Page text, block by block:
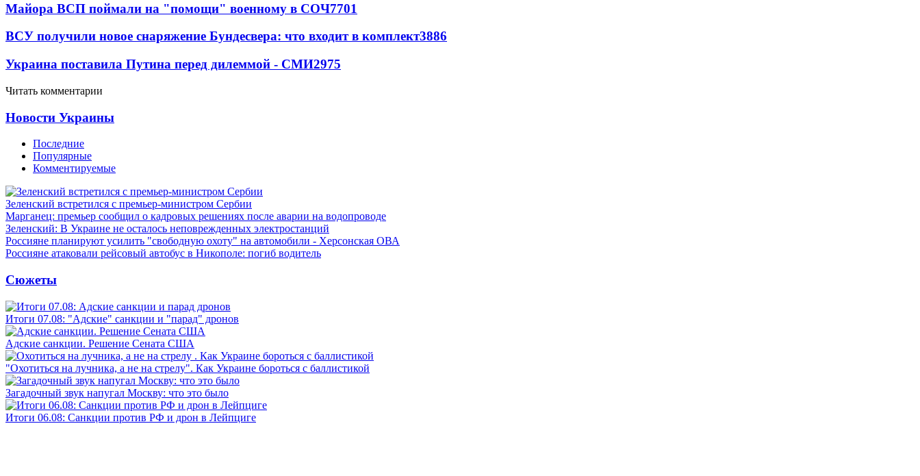
Майора ВСП поймали на "помощи" военному в СОЧ7701
ВСУ получили новое снаряжение Бундесвера: что входит в комплект3886
Украина поставила Путина перед дилеммой - СМИ2975
Читать комментарии
Новости Украины
Последние
Популярные
Комментируемые
Зеленский встретился с премьер-министром Сербии
Марганец: премьер сообщил о кадровых решениях после аварии на водопроводе
Зеленский: В Украине не осталось неповрежденных электростанций
Россияне планируют усилить "свободную охоту" на автомобили - Херсонская ОВА
Россияне атаковали рейсовый автобус в Никополе: погиб водитель
Сюжеты
Итоги 07.08: "Адские" санкции и "парад" дронов
Адские санкции. Решение Сената США
"Охотиться на лучника, а не на стрелу". Как Украине бороться с баллистикой
Загадочный звук напугал Москву: что это было
Итоги 06.08: Санкции против РФ и дрон в Лейпциге